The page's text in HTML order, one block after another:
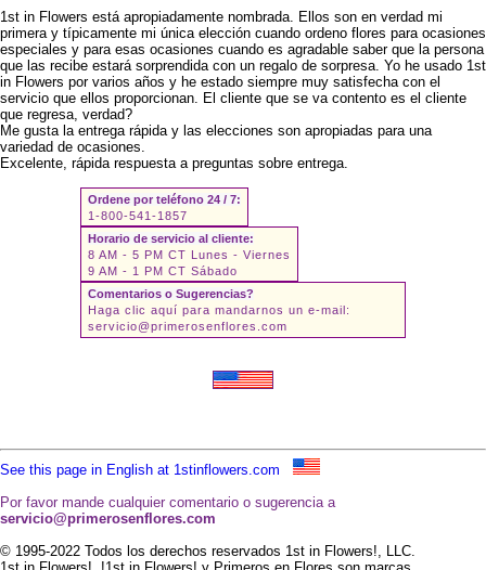
1st in Flowers está apropiadamente nombrada. Ellos son en verdad mi
primera y típicamente mi única elección cuando ordeno flores para ocasiones
especiales y para esas ocasiones cuando es agradable saber que la persona
que las recibe estará sorprendida con un regalo de sorpresa. Yo he usado 1st
in Flowers por varios años y he estado siempre muy satisfecha con el
servicio que ellos proporcionan. El cliente que se va contento es el cliente
que regresa, verdad?
Me gusta la entrega rápida y las elecciones son apropiadas para una
variedad de ocasiones.
Excelente, rápida respuesta a preguntas sobre entrega.
Ordene por teléfono 24 / 7:
1-800-541-1857
Horario de servicio al cliente:
8 AM - 5 PM CT Lunes - Viernes
9 AM - 1 PM CT Sábado
Comentarios o Sugerencias?
Haga clic aquí para mandarnos un e-mail:
servicio@primerosenflores.com
See this page in English at 1stinflowers.com
Por favor mande cualquier comentario o sugerencia a
servicio@primerosenflores.com
© 1995-2022 Todos los derechos reservados 1st in Flowers!, LLC.